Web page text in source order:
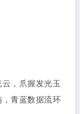
，爪握发光玉
青蓝数据流环